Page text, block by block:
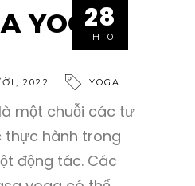
28
TH10
YOGA
,2022 YOGA
một chuỗi các tư
thực hành trong
động tác. Các